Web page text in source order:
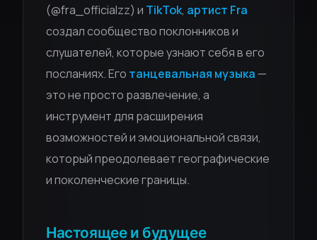
(@fra_officialzz) и TikTok, артист Fra
создал сообщество поклонников и
слушателей, которые узнают себя в его
посланиях. Его танцевальная музыка —
это не просто развлечение, а
инструмент для расширения
возможностей и эмоциональной связи,
который преодолевает географические
и поколенческие границы.
Настоящее и будущее